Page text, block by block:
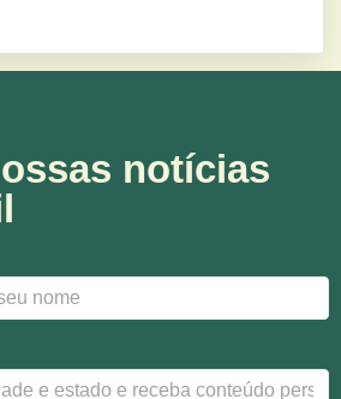
notícias